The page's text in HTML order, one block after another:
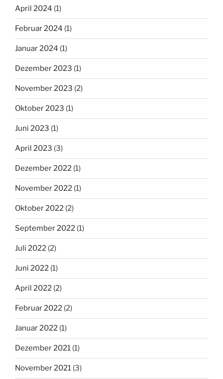
April 2024 (1)
Februar 2024 (1)
Januar 2024 (1)
Dezember 2023 (1)
November 2023 (2)
Oktober 2023 (1)
Juni 2023 (1)
April 2023 (3)
Dezember 2022 (1)
November 2022 (1)
Oktober 2022 (2)
September 2022 (1)
Juli 2022 (2)
Juni 2022 (1)
April 2022 (2)
Februar 2022 (2)
Januar 2022 (1)
Dezember 2021 (1)
November 2021 (3)